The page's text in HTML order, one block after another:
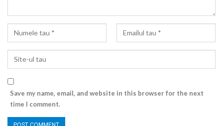
Save my name, email, and website in this browser for the next
time I comment.